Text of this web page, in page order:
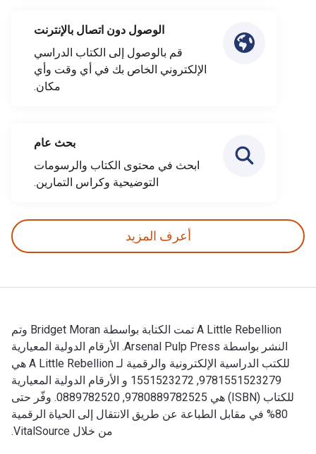
الوصول دون اتصال بالإنترنت
قم بالوصول إلى الكتاب الدراسي
الإلكتروني الخاص بك في أي وقت وأي
مكان.
بحث عام
ابحث في محتوى الكتاب والرسومات
التوضيحية وكراس التمارين.
أعرف المزيد
A Little Rebellion تمت الكتابة بواسطة Bridget Moran وتم
النشر بواسطة Arsenal Pulp Press. الأرقام الدولية المعيارية
للكتب الدراسية الإلكترونية والرقمية لـ A Little Rebellion هي
9781551523279, 1551523272 و الأرقام الدولية المعيارية
للكتاب (ISBN) هي 9780889782525, 0889782520. وفّر حتى
80% في مقابل الطباعة عن طريق الانتقال إلى الحياة الرقمية
من خلال VitalSource.